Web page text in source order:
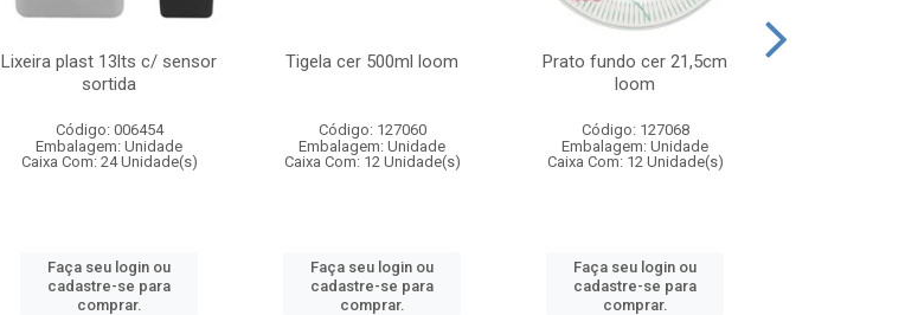
Lixeira plast 13lts c/ sensor
sortida
Código: 006454
Embalagem: Unidade
Caixa Com: 24 Unidade(s)
Faça seu login ou
cadastre-se para
comprar.
Tigela cer 500ml loom
Código: 127060
Embalagem: Unidade
Caixa Com: 12 Unidade(s)
Faça seu login ou
cadastre-se para
comprar.
Prato fundo cer 21,5cm
loom
Código: 127068
Embalagem: Unidade
Caixa Com: 12 Unidade(s)
Faça seu login ou
cadastre-se para
comprar.